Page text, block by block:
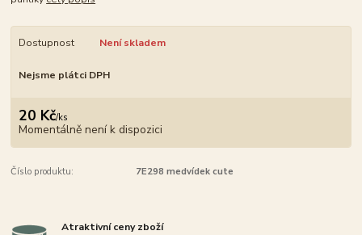
Dostupnost Není skladem
Nejsme plátci DPH
20 Kč/ks
Momentálně není k dispozici
Číslo produktu: 7E298 medvídek cute
Atraktivní ceny zboží